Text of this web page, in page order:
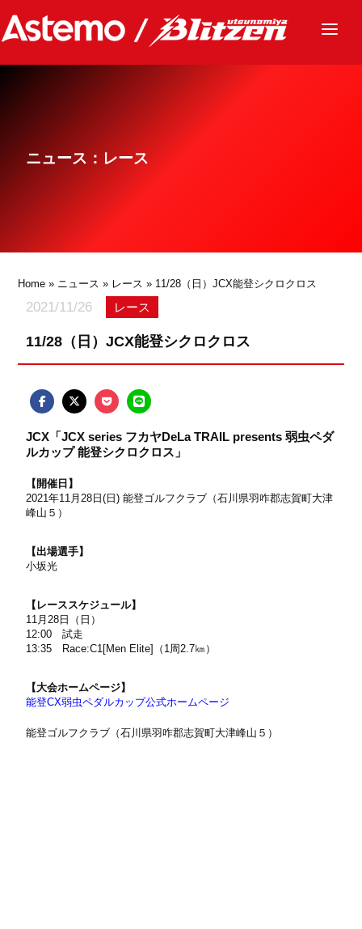
ニュース
グッズ
ニュース：レース
Home » ニュース » レース » 11/28（日）JCX能登シクロクロス
2021/11/26 レース
11/28（日）JCX能登シクロクロス
JCX「JCX series フカヤDeLa TRAIL presents 弱虫ペダ
ルカップ 能登シクロクロス」
【開催日】
2021年11月28日(日) 能登ゴルフクラブ（石川県羽咋郡志賀町大津
峰山５）
【出場選手】
小坂光
【レーススケジュール】
11月28日（日）
12:00 試走
13:35 Race:C1[Men Elite]（1周2.7㎞）
【大会ホームページ】
能登CX弱虫ペダルカップ公式ホームページ
能登ゴルフクラブ（石川県羽咋郡志賀町大津峰山５）